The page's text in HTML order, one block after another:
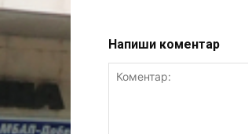
Напиши коментар